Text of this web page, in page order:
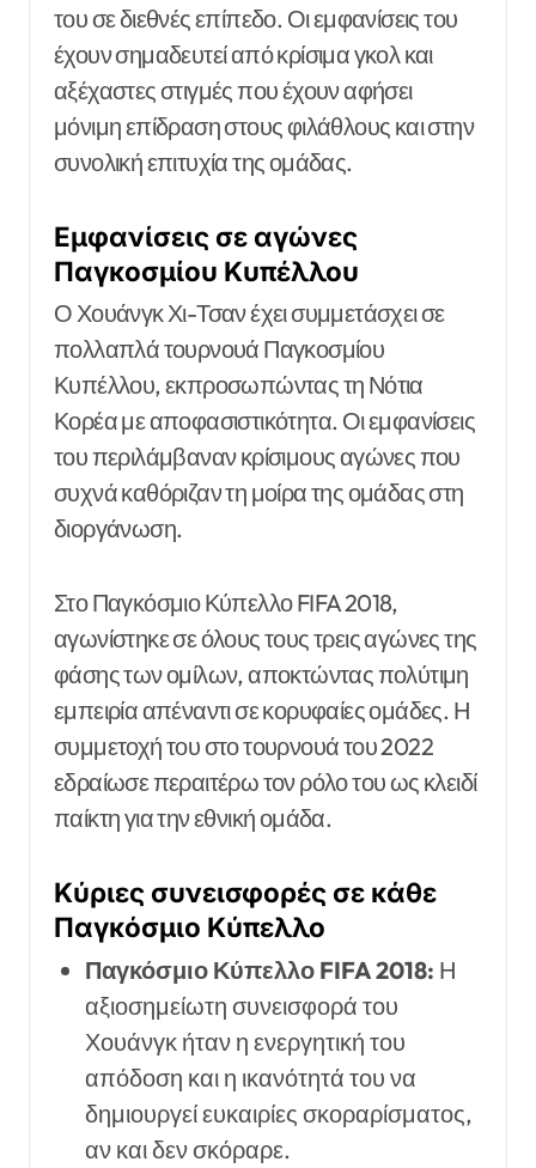
του σε διεθνές επίπεδο. Οι εμφανίσεις του
έχουν σημαδευτεί από κρίσιμα γκολ και
αξέχαστες στιγμές που έχουν αφήσει
μόνιμη επίδραση στους φιλάθλους και στην
συνολική επιτυχία της ομάδας.
Εμφανίσεις σε αγώνες
Παγκοσμίου Κυπέλλου
Ο Χουάνγκ Χι-Τσαν έχει συμμετάσχει σε
πολλαπλά τουρνουά Παγκοσμίου
Κυπέλλου, εκπροσωπώντας τη Νότια
Κορέα με αποφασιστικότητα. Οι εμφανίσεις
του περιλάμβαναν κρίσιμους αγώνες που
συχνά καθόριζαν τη μοίρα της ομάδας στη
διοργάνωση.
Στο Παγκόσμιο Κύπελλο FIFA 2018,
αγωνίστηκε σε όλους τους τρεις αγώνες της
φάσης των ομίλων, αποκτώντας πολύτιμη
εμπειρία απέναντι σε κορυφαίες ομάδες. Η
συμμετοχή του στο τουρνουά του 2022
εδραίωσε περαιτέρω τον ρόλο του ως κλειδί
παίκτη για την εθνική ομάδα.
Κύριες συνεισφορές σε κάθε
Παγκόσμιο Κύπελλο
Παγκόσμιο Κύπελλο FIFA 2018: Η
αξιοσημείωτη συνεισφορά του
Χουάνγκ ήταν η ενεργητική του
απόδοση και η ικανότητά του να
δημιουργεί ευκαιρίες σκοραρίσματος,
αν και δεν σκόραρε.